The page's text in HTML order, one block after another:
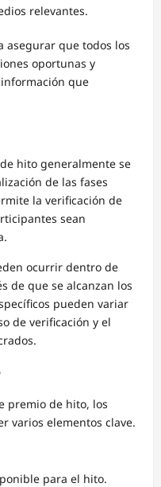
relevantes.
asegurar que todos los
oportunas y
que
hito generalmente se
de las fases
la verificación de
sean
ocurrir dentro de
de que se alcanzan los
pueden variar
de verificación y el
premio de hito, los
varios elementos clave.
para el hito.